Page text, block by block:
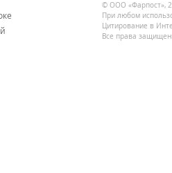
© ООО «Фарпост»,
При любом
Цитирование в
Все права